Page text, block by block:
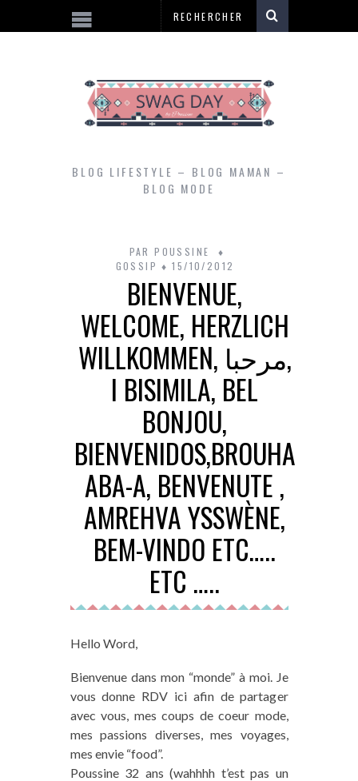
BLOG LIFESTYLE – BLOG MAMAN –
BLOG MODE
PAR POUSSINE
GOSSIP
15/10/2012
BIENVENUE,
WELCOME, HERZLICH
WILLKOMMEN, مرحبا,
I BISIMILA, BEL
BONJOU,
BIENVENIDOS,BROUHA
ABA-A, BENVENUTE ,
AMREHVA YSSWÈNE,
BEM-VINDO ETC…..
ETC …..
Hello Word,
Bienvenue dans mon “monde” à moi. Je
vous donne RDV ici afin de partager
avec vous, mes coups de coeur mode,
mes passions diverses, mes voyages,
mes envie “food”.
Poussine 32 ans (wahhhh t’est pas un